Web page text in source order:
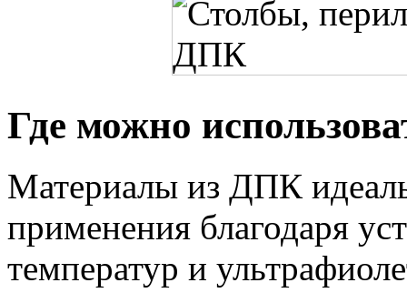
Где можно
Материалы из ДПК
применения благодаря
температур и